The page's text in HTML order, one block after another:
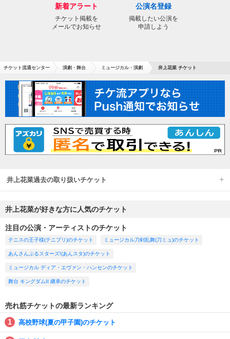
新着アラート
チケット掲載を
メールでお知らせ
公演名登録
掲載したい公演を
申請しよう
チケット流通センター 演劇・舞台 ミュージカル・演劇 井上花菜 チケット
井上花菜過去の取り扱いチケット
井上花菜が好きな方に人気のチケット
注目の公演・アーティストのチケット
テニスの王子様(テニプリ)のチケット ミュージカル刀剣乱舞(刀ミュ)のチケット
あんさんぶるスターズ!(あんスタ)のチケット
ミュージカル ディア・エヴァン・ハンセンのチケット
舞台 キングダムII 継承のチケット
売れ筋チケットの最新ランキング
高校野球(夏の甲子園)のチケット